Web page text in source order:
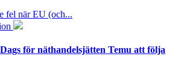
fel när EU (och...
Dags för näthandelsjätten Temu att följa